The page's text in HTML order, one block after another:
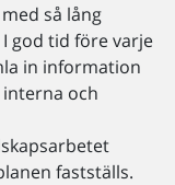
så lång
god tid före varje
in information
och
fastställs.